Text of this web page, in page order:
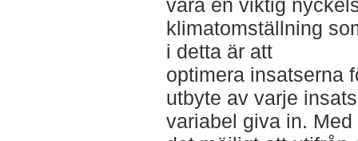
vara en viktig
klimatomställning
i detta är att
optimera insatserna
utbyte av varje
variabel giva in.